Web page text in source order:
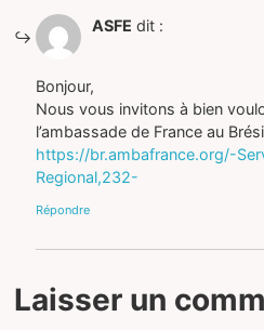
ASFE dit :
Bonjour,
Nous vous invitons à bien
l’ambassade de France au
https://br.ambafrance.org/-
Regional,232-
Répondre
Laisser un